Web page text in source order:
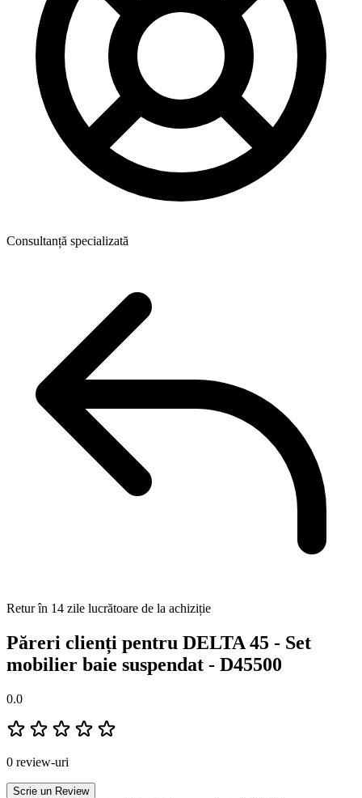
Consultanță specializată
Retur în 14 zile lucrătoare de la achiziție
Păreri clienți pentru DELTA 45 - Set
mobilier baie suspendat - D45500
0.0
0 review-uri
Scrie un Review